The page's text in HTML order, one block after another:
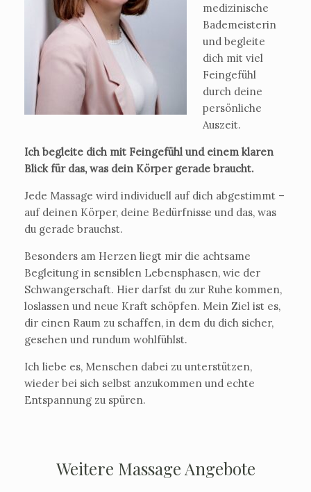
medizinische
Bademeisterin
und begleite
dich mit viel
Feingefühl
durch deine
persönliche
Auszeit.
Ich begleite dich mit Feingefühl und einem klaren
Blick für das, was dein Körper gerade braucht.
Jede Massage wird individuell auf dich abgestimmt –
auf deinen Körper, deine Bedürfnisse und das, was
du gerade brauchst.
Besonders am Herzen liegt mir die achtsame
Begleitung in sensiblen Lebensphasen, wie der
Schwangerschaft. Hier darfst du zur Ruhe kommen,
loslassen und neue Kraft schöpfen. Mein Ziel ist es,
dir einen Raum zu schaffen, in dem du dich sicher,
gesehen und rundum wohlfühlst.
Ich liebe es, Menschen dabei zu unterstützen,
wieder bei sich selbst anzukommen und echte
Entspannung zu spüren.
Weitere Massage Angebote